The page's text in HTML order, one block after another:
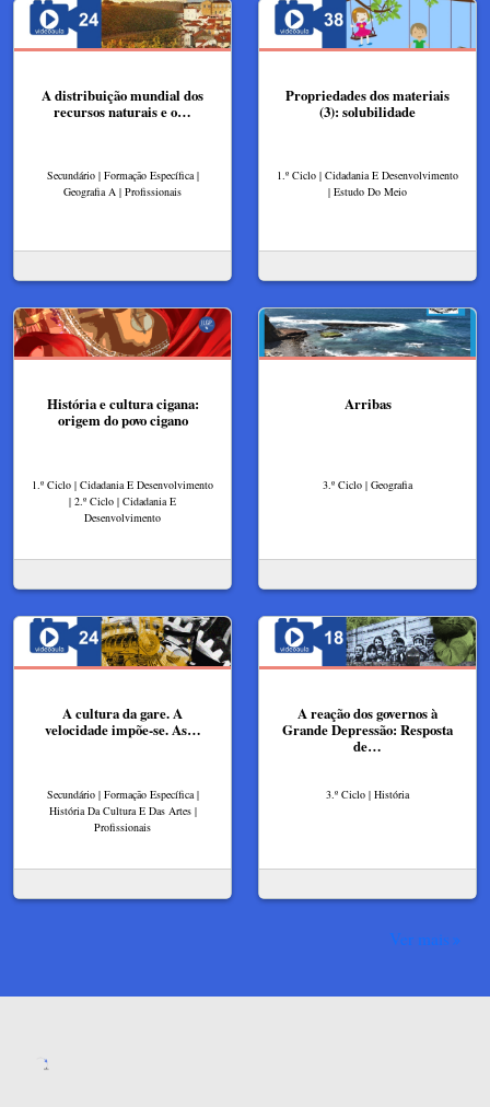
A distribuição mundial dos
recursos naturais e o…
Secundário | Formação Específica |
Geografia A | Profissionais
Propriedades dos materiais
(3): solubilidade
1.º Ciclo | Cidadania E Desenvolvimento
| Estudo Do Meio
História e cultura cigana:
origem do povo cigano
1.º Ciclo | Cidadania E Desenvolvimento
| 2.º Ciclo | Cidadania E
Desenvolvimento
Arribas
3.º Ciclo | Geografia
A cultura da gare. A
velocidade impõe-se​. As…
Secundário | Formação Específica |
História Da Cultura E Das Artes |
Profissionais
A reação dos governos à
Grande Depressão: Resposta
de…
3.º Ciclo | História
Ver mais